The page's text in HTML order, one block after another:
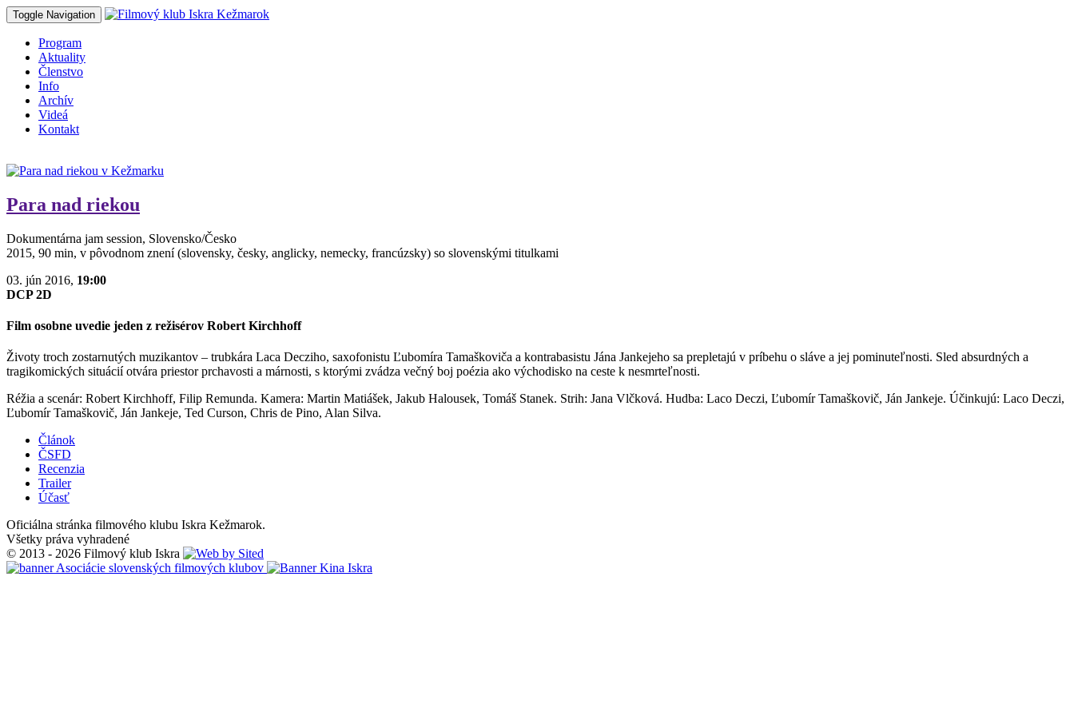
Toggle Navigation
Program
Aktuality
Členstvo
Info
Archív
Videá
Kontakt
Para nad riekou
Dokumentárna jam session, Slovensko/Česko
2015, 90 min, v pôvodnom znení (slovensky, česky, anglicky, nemecky, francúzsky) so slovenskými titulkami
03. jún 2016, 19:00
DCP 2D
Film osobne uvedie jeden z režisérov Robert Kirchhoff
Životy troch zostarnutých muzikantov – trubkára Laca Decziho, saxofonistu Ľubomíra Tamaškoviča a kontrabasistu Jána Jankejeho sa prepletajú v príbehu o sláve a jej pominuteľnosti. Sled absurdných a
tragikomických situácií otvára priestor prchavosti a márnosti, s ktorými zvádza večný boj poézia ako východisko na ceste k nesmrteľnosti.
Réžia a scenár: Robert Kirchhoff, Filip Remunda. Kamera: Martin Matiášek, Jakub Halousek, Tomáš Stanek. Strih: Jana Vlčková. Hudba: Laco Deczi, Ľubomír Tamaškovič, Ján Jankeje. Účinkujú: Laco Deczi,
Ľubomír Tamaškovič, Ján Jankeje, Ted Curson, Chris de Pino, Alan Silva.
Článok
ČSFD
Recenzia
Trailer
Účasť
Oficiálna stránka filmového klubu Iskra Kežmarok.
Všetky práva vyhradené
© 2013 - 2026 Filmový klub Iskra